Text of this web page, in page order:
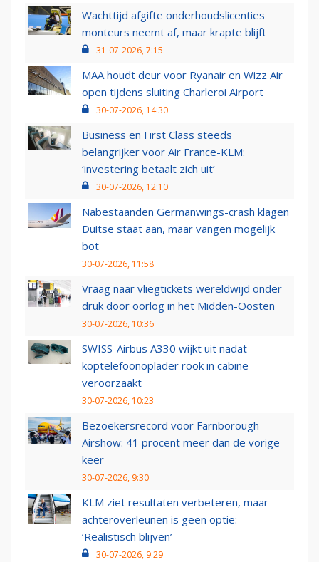
Wachttijd afgifte onderhoudslicenties
monteurs neemt af, maar krapte blijft
31-07-2026, 7:15
MAA houdt deur voor Ryanair en Wizz Air
open tijdens sluiting Charleroi Airport
30-07-2026, 14:30
Business en First Class steeds
belangrijker voor Air France-KLM:
‘investering betaalt zich uit’
30-07-2026, 12:10
Nabestaanden Germanwings-crash klagen
Duitse staat aan, maar vangen mogelijk
bot
30-07-2026, 11:58
Vraag naar vliegtickets wereldwijd onder
druk door oorlog in het Midden-Oosten
30-07-2026, 10:36
SWISS-Airbus A330 wijkt uit nadat
koptelefoonoplader rook in cabine
veroorzaakt
30-07-2026, 10:23
Bezoekersrecord voor Farnborough
Airshow: 41 procent meer dan de vorige
keer
30-07-2026, 9:30
KLM ziet resultaten verbeteren, maar
achteroverleunen is geen optie:
‘Realistisch blijven’
30-07-2026, 9:29